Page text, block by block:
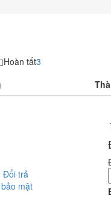
Hoàn tất3
Đổi trả
mật